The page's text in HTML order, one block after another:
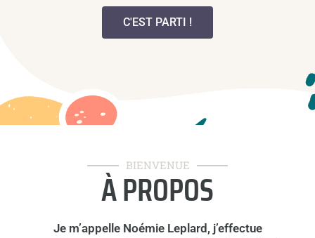
C'EST PARTI !
BIENVENUE
À PROPOS
Je m’appelle Noémie Leplard, j’effectue